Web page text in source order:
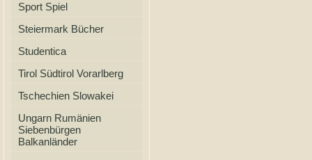
Sport Spiel
Steiermark Bücher
Studentica
Tirol Südtirol Vorarlberg
Tschechien Slowakei
Ungarn Rumänien
Siebenbürgen
Balkanländer